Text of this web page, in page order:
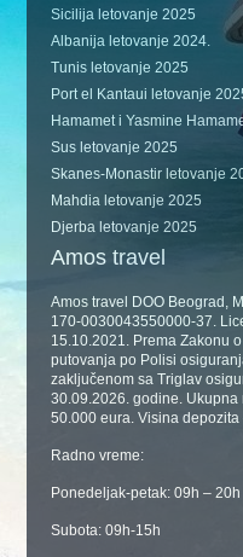
Sicilija letovanje 2025
Albanija letovanje 2024.
Tunis letovanje 2025
Port el Kantaui letovanje
Hamamet i Yasmine
Sus letovanje 2025
Skanes-Monastir letovanje
Mahdia letovanje 2025
Djerba letovanje 2025
Amos travel
Amos travel DOO Beograd,
170-0030043550000-37.
15.10.2021. Prema Zakonu
putovanja po Polisi
zaključenom sa Triglav
30.09.2026. godine.
50.000 eura. Visina depozita
Radno vreme:
Ponedeljak-petak: 09h – 20h
Subota: 09h-15h